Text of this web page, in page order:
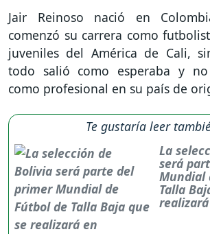
Jair Reinoso nació en
comenzó su carrera como
juveniles del América de Cali,
todo salió como esperaba y
como profesional en su país de
Te gustaría leer
La
será
Mundial
Talla